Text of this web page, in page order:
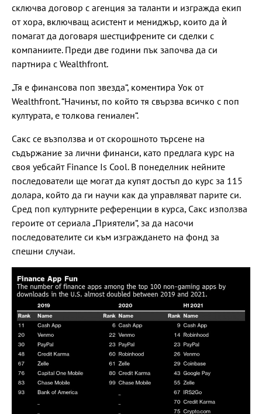
сключва договор с агенция за таланти и изгражда екип
от хора, включващ асистент и мениджър, които да ѝ
помагат да договаря шестцифрените си сделки с
компаниите. Преди две години пък започва да си
партнира с Wealthfront.
„Тя е финансова поп звезда“, коментира Уок от
Wealthfront. “Начинът, по който тя свързва всичко с поп
културата, е толкова гениален“.
Сакс се възползва и от скорошното търсене на
съдържание за лични финанси, като предлага курс на
своя уебсайт Finance Is Cool. В понеделник нейните
последователи ще могат да купят достъп до курс за 115
долара, който да ги научи как да управляват парите си.
Сред поп културните референции в курса, Сакс използва
героите от сериала „Приятели“, за да насочи
последователите си към изграждането на фонд за
спешни случаи.